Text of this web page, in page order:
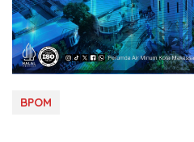
BPOM